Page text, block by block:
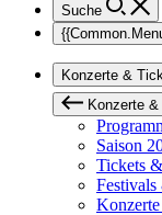
Suche
Konzerte &
Konzerte
Saison
Tickets
Festivals